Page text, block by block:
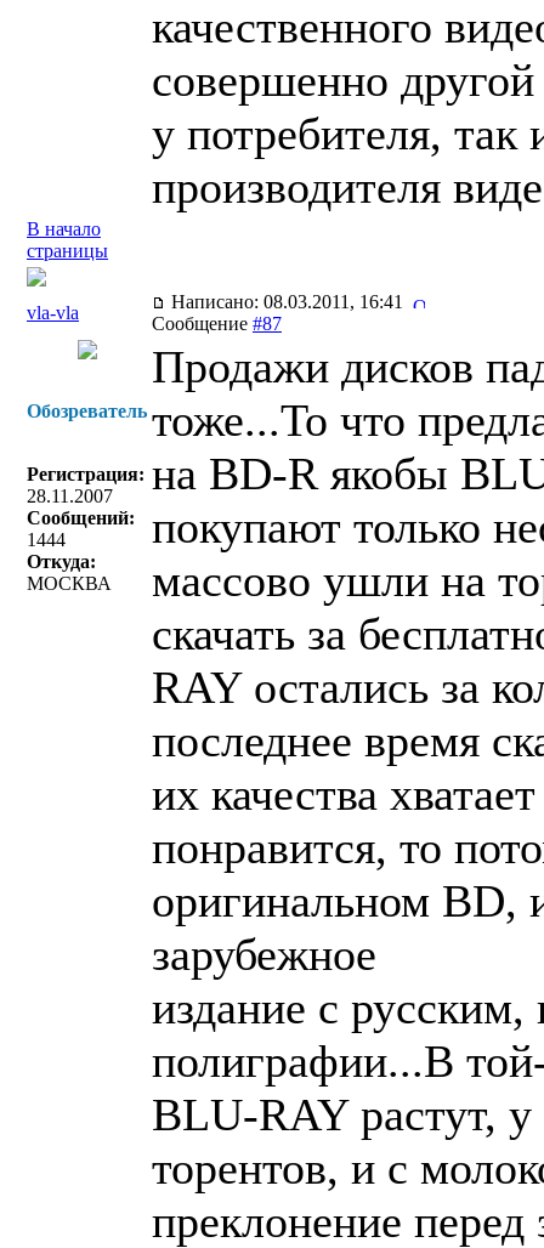
качественного
совершенно другой
у потребителя, так
производителя
В начало
страницы
vla-vla
Написано: 08.03.2011, 16:41
Сообщение #87
Обозреватель
Регистрация:
28.11.2007
Сообщений:
1444
Откуда:
МОСКВА
Продажи дисков
тоже...То что
на BD-R якобы
покупают только
массово ушли на
скачать за
RAY остались за
последнее время
их качества
понравится, то
оригинальном BD,
зарубежное
издание с
полиграфии...В
BLU-RAY растут, у
торентов, и с
преклонение